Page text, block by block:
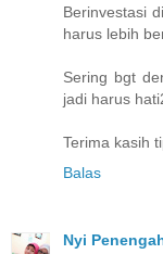
Berinvestasi
harus lebih
Sering bgt
jadi harus
Terima kasih
Balas
Nyi